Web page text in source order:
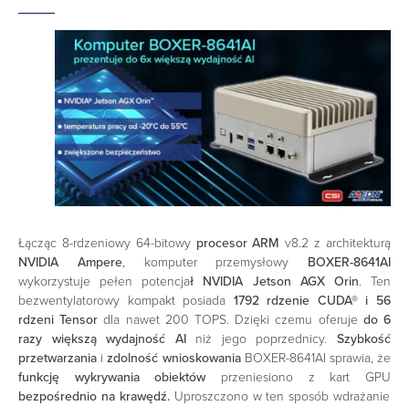
Łącząc 8-rdzeniowy 64-bitowy procesor ARM v8.2 z architekturą
NVIDIA Ampere, komputer przemysłowy BOXER-8641AI
wykorzystuje pełen potencjał NVIDIA Jetson AGX Orin. Ten
bezwentylatorowy kompakt posiada 1792 rdzenie CUDA® i 56
rdzeni Tensor dla nawet 200 TOPS. Dzięki czemu oferuje do 6
razy większą wydajność AIniż jego poprzednicy.Szybkość
przetwarzania izdolność wnioskowaniaBOXER-8641AI sprawia, że
funkcję wykrywania obiektówprzeniesiono z kart GPU
bezpośrednio na krawędź.Uproszczono w ten sposób wdrażanie